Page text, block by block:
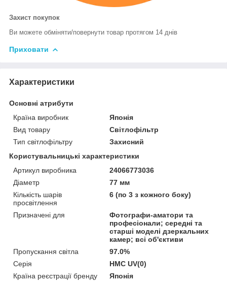
Захист покупок
Ви можете обміняти/повернути товар протягом 14 днів
Приховати
Характеристики
Основні атрибути
Країна виробник
Японія
Вид товару
Світлофільтр
Тип світлофільтру
Захисний
Користувальницькі характеристики
Артикул виробника
24066773036
Діаметр
77 мм
Кількість шарів
просвітлення
6 (по 3 з кожного боку)
Призначені для
Фотографи-аматори та
професіонали; середні та
старші моделі дзеркальних
камер; всі об'єктиви
Пропускання світла
97.0%
Серія
HMC UV(0)
Країна реєстрації бренду
Японія